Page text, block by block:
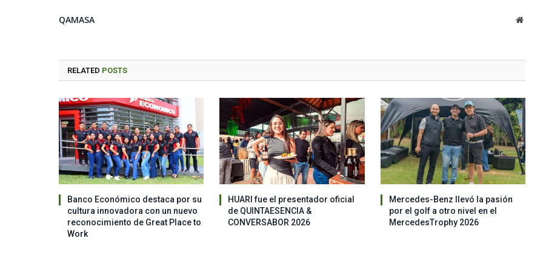
QAMASA
RELATED POSTS
Banco Económico destaca por su
cultura innovadora con un nuevo
reconocimiento de Great Place to
Work
HUARI fue el presentador oficial
de QUINTAESENCIA &
CONVERSABOR 2026
Mercedes-Benz llevó la pasión
por el golf a otro nivel en el
MercedesTrophy 2026